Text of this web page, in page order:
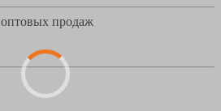
продаж